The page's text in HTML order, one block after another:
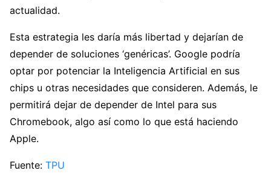
actualidad.
Esta estrategia les daría más libertad y dejarían de
depender de soluciones ‘genéricas’. Google podría
optar por potenciar la Inteligencia Artificial en sus
chips u otras necesidades que consideren. Además, le
permitirá dejar de depender de Intel para sus
Chromebook, algo así como lo que está haciendo
Apple.
Fuente: TPU